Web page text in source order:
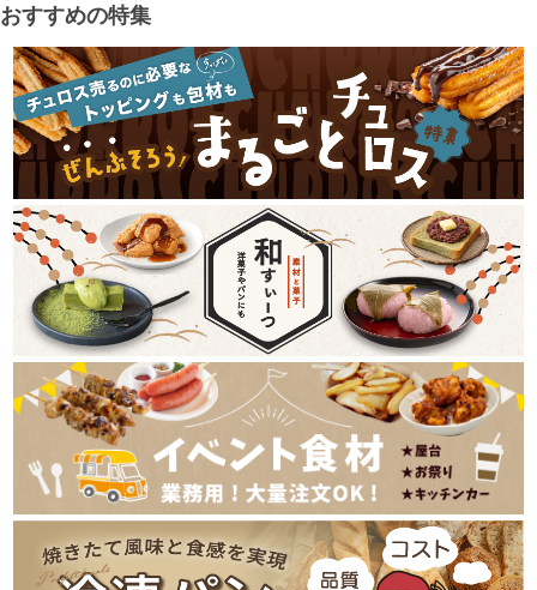
おすすめの特集